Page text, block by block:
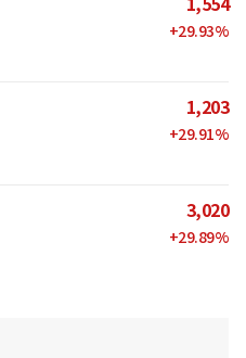
1,554
+29.93%
1,203
+29.91%
3,020
+29.89%